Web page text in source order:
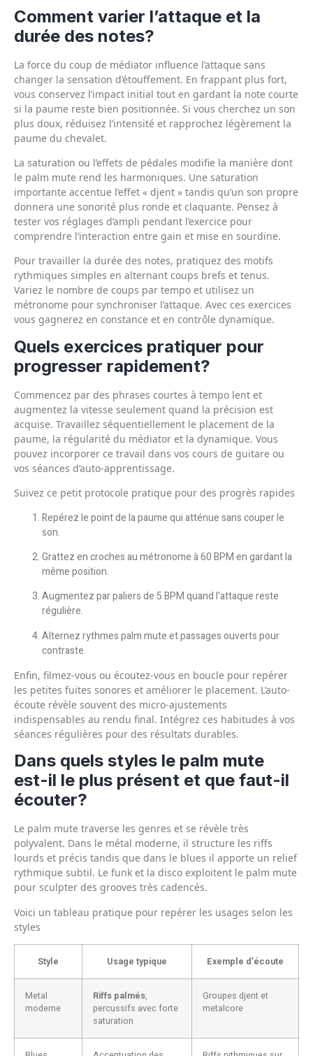
Comment varier l’attaque et la
durée des notes?
La force du coup de médiator influence l’attaque sans
changer la sensation d’étouffement. En frappant plus fort,
vous conservez l’impact initial tout en gardant la note courte
si la paume reste bien positionnée. Si vous cherchez un son
plus doux, réduisez l’intensité et rapprochez légèrement la
paume du chevalet.
La saturation ou l’effets de pédales modifie la manière dont
le palm mute rend les harmoniques. Une saturation
importante accentue l’effet « djent » tandis qu’un son propre
donnera une sonorité plus ronde et claquante. Pensez à
tester vos réglages d’ampli pendant l’exercice pour
comprendre l’interaction entre gain et mise en sourdine.
Pour travailler la durée des notes, pratiquez des motifs
rythmiques simples en alternant coups brefs et tenus.
Variez le nombre de coups par tempo et utilisez un
métronome pour synchroniser l’attaque. Avec ces exercices
vous gagnerez en constance et en contrôle dynamique.
Quels exercices pratiquer pour
progresser rapidement?
Commencez par des phrases courtes à tempo lent et
augmentez la vitesse seulement quand la précision est
acquise. Travaillez séquentiellement le placement de la
paume, la régularité du médiator et la dynamique. Vous
pouvez incorporer ce travail dans vos cours de guitare ou
vos séances d’auto-apprentissage.
Suivez ce petit protocole pratique pour des progrès rapides
Repérez le point de la paume qui atténue sans couper le
son.
Grattez en croches au métronome à 60 BPM en gardant la
même position.
Augmentez par paliers de 5 BPM quand l’attaque reste
régulière.
Alternez rythmes palm mute et passages ouverts pour
contraste.
Enfin, filmez-vous ou écoutez-vous en boucle pour repérer
les petites fuites sonores et améliorer le placement. L’auto-
écoute révèle souvent des micro-ajustements
indispensables au rendu final. Intégrez ces habitudes à vos
séances régulières pour des résultats durables.
Dans quels styles le palm mute
est-il le plus présent et que faut-il
écouter?
Le palm mute traverse les genres et se révèle très
polyvalent. Dans le métal moderne, il structure les riffs
lourds et précis tandis que dans le blues il apporte un relief
rythmique subtil. Le funk et la disco exploitent le palm mute
pour sculpter des grooves très cadencés.
Voici un tableau pratique pour repérer les usages selon les
styles
Style Usage typique Exemple d’écoute
Metal
moderne
Riffs palmés,
percussifs avec forte
saturation
Groupes djent et
metalcore